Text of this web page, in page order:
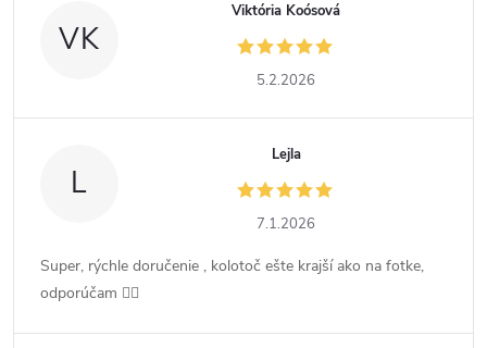
VK
Viktória Koósová
5.2.2026
L
Lejla
7.1.2026
Super, rýchle doručenie , kolotoč ešte krajší ako na fotke,
odporúčam 👍🏻